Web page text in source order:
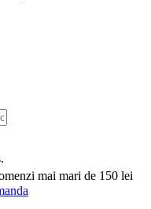
mai mari de 150 lei